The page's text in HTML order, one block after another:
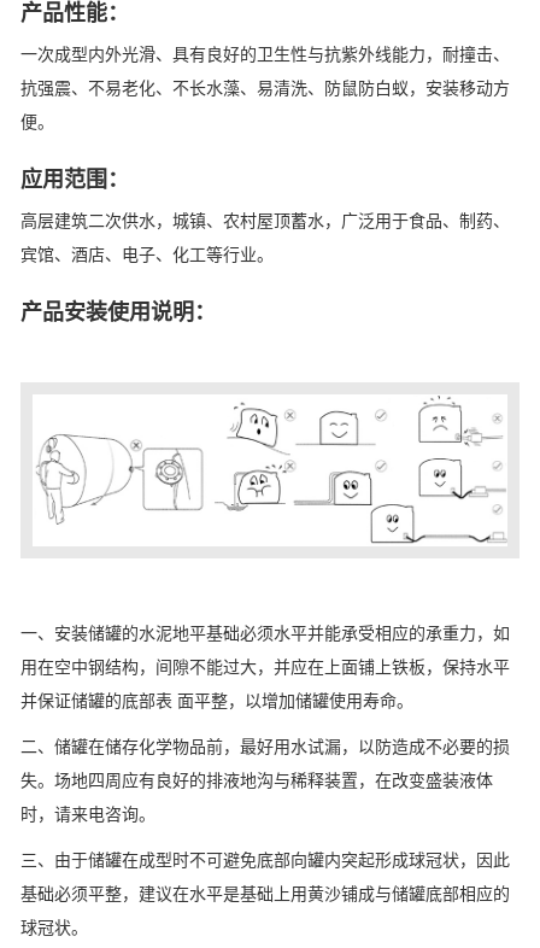
产品性能：
一次成型内外光滑、具有良好的卫生性与抗紫外线能力，耐撞击、
抗强震、不易老化、不长水藻、易清洗、防鼠防白蚁，安装移动方
便。
应用范围：
高层建筑二次供水，城镇、农村屋顶蓄水，广泛用于食品、制药、
宾馆、酒店、电子、化工等行业。
产品安装使用说明：
一、安装储罐的水泥地平基础必须水平并能承受相应的承重力，如
用在空中钢结构，间隙不能过大，并应在上面铺上铁板，保持水平
并保证储罐的底部表 面平整，以增加储罐使用寿命。
二、储罐在储存化学物品前，最好用水试漏，以防造成不必要的损
失。场地四周应有良好的排液地沟与稀释装置，在改变盛装液体
时，请来电咨询。
三、由于储罐在成型时不可避免底部向罐内突起形成球冠状，因此
基础必须平整，建议在水平是基础上用黄沙铺成与储罐底部相应的
球冠状。